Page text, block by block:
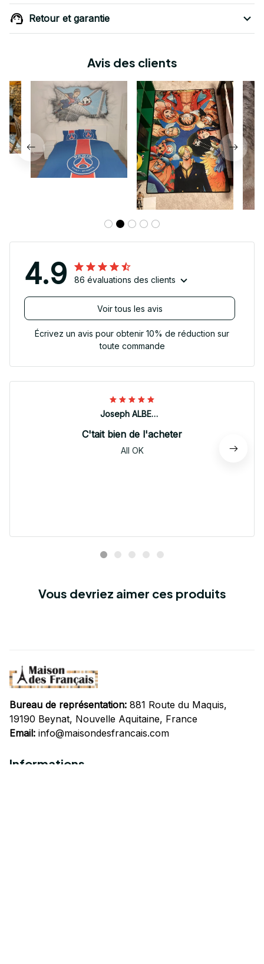
Retour et garantie
Avis des clients
4.9 86 évaluations des clients
Voir tous les avis
Écrivez un avis pour obtenir 10% de réduction sur
toute commande
Joseph ALBERTINI
C'tait bien de l'acheter
All OK
Vous devriez aimer ces produits
Bureau de représentation: 881 Route du Maquis,
19190 Beynat, Nouvelle Aquitaine, France
Email: info@maisondesfrancais.com
Informations